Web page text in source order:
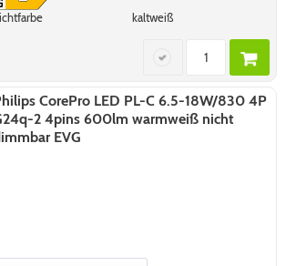
kaltweiß
CorePro LED PL-C 6.5-18W/830 4P
2 4pins 600lm warmweiß nicht
EVG